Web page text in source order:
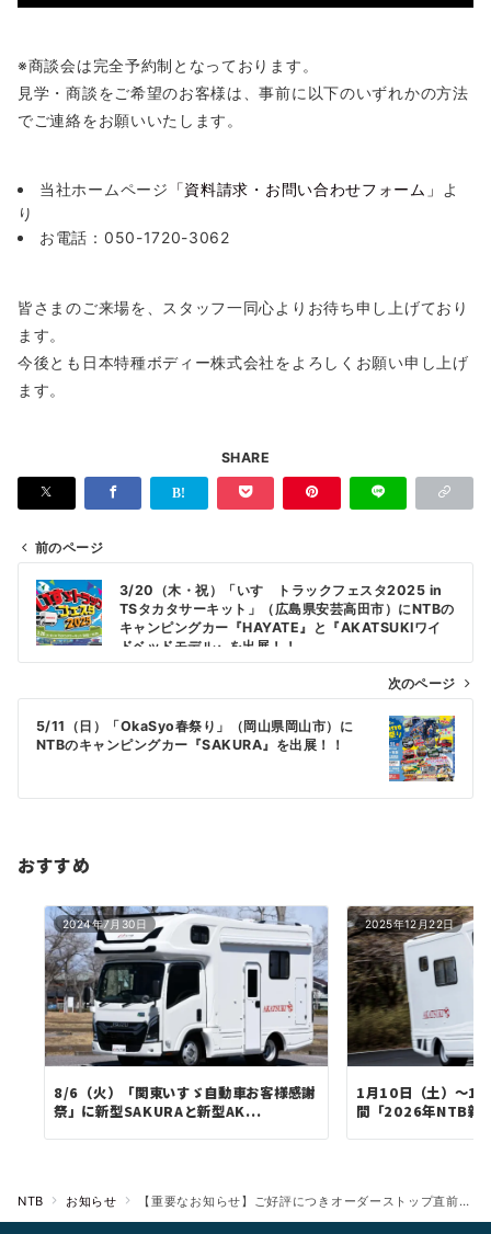
※商談会は完全予約制となっております。
見学・商談をご希望のお客様は、事前に以下のいずれかの方法
でご連絡をお願いいたします。
当社ホームページ 「資料請求・お問い合わせフォーム」
よ
り
お電話：050-1720-3062
皆さまのご来場を、スタッフ一同心よりお待ち申し上げており
ます。
今後とも日本特種ボディー株式会社をよろしくお願い申し上げ
ます。
SHARE
投
稿
ナ
ビ
ゲ
ー
ョ
前のページ
3/20（木・祝）「いすゞトラックフェスタ2025 in
TSタカタサーキット」（広島県安芸高田市）にNTBの
キャンピングカー『HAYATE』と『AKATSUKIワイ
ドベッドモデル』を出展！！
次のページ
5/11（日）「OkaSyo春祭り」（岡山県岡山市）に
NTBのキャンピングカー『SAKURA』を出展！！
おすすめ
2024年7月30日
8/6（火）「関東いすゞ自動車お客様感謝
祭」に新型SAKURAと新型AK...
2025年12月22日
1月10日（土）～12
間「2026年NTB新
NTB お知らせ 【重要なお知らせ】ご好評につきオーダーストップ直前！《SAKURA・AKATSUKI 特別商談会》開催のご案内